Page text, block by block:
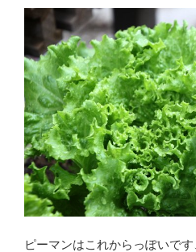
ピーマンはこれからっぽいで